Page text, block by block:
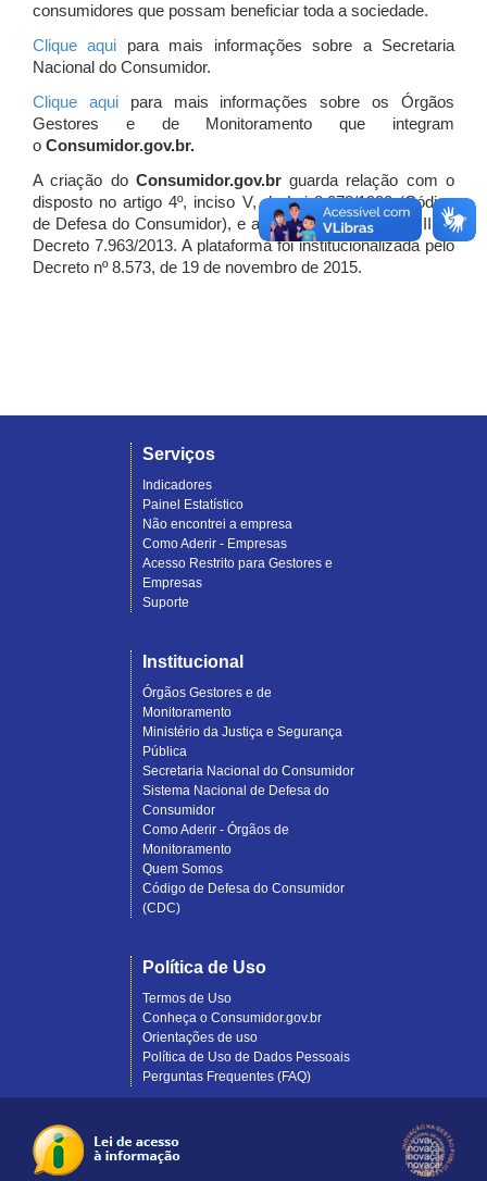
consumidores que possam beneficiar toda a sociedade.
Clique aqui para mais informações sobre a Secretaria
Nacional do Consumidor.
Clique aquipara mais informações sobre os Órgãos
Gestores e de Monitoramento que integram
o Consumidor.gov.br.
A criação do Consumidor.gov.brguarda relação com o
disposto no artigo 4º, inciso V, da Lei 8.078/1990 (Código
de Defesa do Consumidor), e artigo 7º, incisos I, II e III do
Decreto 7.963/2013. A plataforma foi institucionalizada pelo
Decreto nº 8.573, de 19 de novembro de 2015.
Serviços
Indicadores
Painel Estatístico
Não encontrei a empresa
Como Aderir - Empresas
Acesso Restrito para Gestores e
Empresas
Suporte
Institucional
Órgãos Gestores e de
Monitoramento
Ministério da Justiça e Segurança
Pública
Secretaria Nacional do Consumidor
Sistema Nacional de Defesa do
Consumidor
Como Aderir - Órgãos de
Monitoramento
Quem Somos
Código de Defesa do Consumidor
(CDC)
Política de Uso
Termos de Uso
Conheça o Consumidor.gov.br
Orientações de uso
Política de Uso de Dados Pessoais
Perguntas Frequentes (FAQ)